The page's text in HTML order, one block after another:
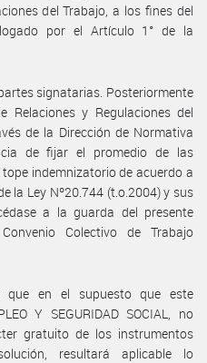
del Trabajo, a los fines del
por el Artículo 1° de la
signatarias. Posteriormente
Relaciones y Regulaciones del
de la Dirección de Normativa
de fijar el promedio de las
indemnizatorio de acuerdo a
la Ley Nº20.744 (t.o.2004) y sus
a la guarda del presente
Colectivo de Trabajo
que en el supuesto que este
Y SEGURIDAD SOCIAL, no
gratuito de los instrumentos
resultará aplicable lo